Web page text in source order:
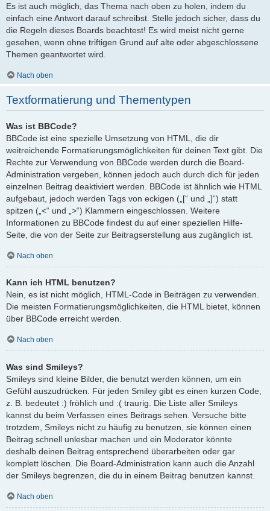
Es ist auch möglich, das Thema nach oben zu holen, indem du
einfach eine Antwort darauf schreibst. Stelle jedoch sicher, dass du
die Regeln dieses Boards beachtest! Es wird meist nicht gerne
gesehen, wenn ohne triftigen Grund auf alte oder abgeschlossene
Themen geantwortet wird.
Nach oben
Textformatierung und Thementypen
Was ist BBCode?
BBCode ist eine spezielle Umsetzung von HTML, die dir
weitreichende Formatierungsmöglichkeiten für deinen Text gibt. Die
Rechte zur Verwendung von BBCode werden durch die Board-
Administration vergeben, können jedoch auch durch dich für jeden
einzelnen Beitrag deaktiviert werden. BBCode ist ähnlich wie HTML
aufgebaut, jedoch werden Tags von eckigen („[“ und „]“) statt
spitzen („<“ und „>“) Klammern eingeschlossen. Weitere
Informationen zu BBCode findest du auf einer speziellen Hilfe-
Seite, die von der Seite zur Beitragserstellung aus zugänglich ist.
Nach oben
Kann ich HTML benutzen?
Nein, es ist nicht möglich, HTML-Code in Beiträgen zu verwenden.
Die meisten Formatierungsmöglichkeiten, die HTML bietet, können
über BBCode erreicht werden.
Nach oben
Was sind Smileys?
Smileys sind kleine Bilder, die benutzt werden können, um ein
Gefühl auszudrücken. Für jeden Smiley gibt es einen kurzen Code,
z. B. bedeutet :) fröhlich und :( traurig. Die Liste aller Smileys
kannst du beim Verfassen eines Beitrags sehen. Versuche bitte
trotzdem, Smileys nicht zu häufig zu benutzen, sie können einen
Beitrag schnell unlesbar machen und ein Moderator könnte
deshalb deinen Beitrag entsprechend überarbeiten oder gar
komplett löschen. Die Board-Administration kann auch die Anzahl
der Smileys begrenzen, die du in einem Beitrag benutzen kannst.
Nach oben